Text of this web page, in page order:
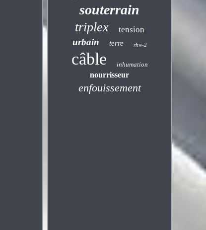
souterrain
triplex tension
urbain terre rhw-2
câble inhumation
nourrisseur
enfouissement